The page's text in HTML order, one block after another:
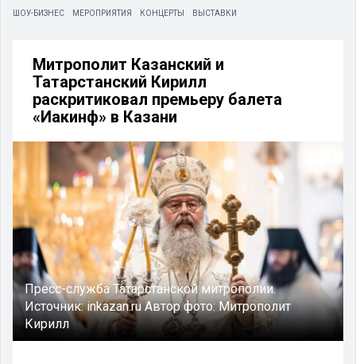
ШОУ-БИЗНЕС МЕРОПРИЯТИЯ КОНЦЕРТЫ ВЫСТАВКИ
Митрополит Казанский и
Татарстанский Кирилл
раскритиковал премьеру балета
«Иакинф» в Казани
Пресс-служба Татарстанской митрополии.
Источник:inkazan.ruАвтор фото:Митрополит
Кирилл